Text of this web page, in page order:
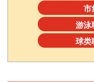
市
游泳
球类